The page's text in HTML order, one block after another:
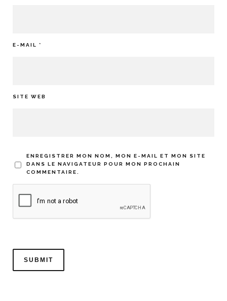
E-MAIL *
SITE WEB
ENREGISTRER MON NOM, MON E-MAIL ET MON SITE
DANS LE NAVIGATEUR POUR MON PROCHAIN
COMMENTAIRE.